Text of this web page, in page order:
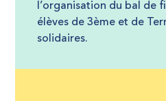
l’organisation du bal de
élèves de 3ème et de
solidaires.